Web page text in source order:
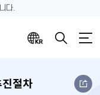
다.
절차